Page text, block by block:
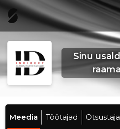
Sinu
Meedia Töötajad